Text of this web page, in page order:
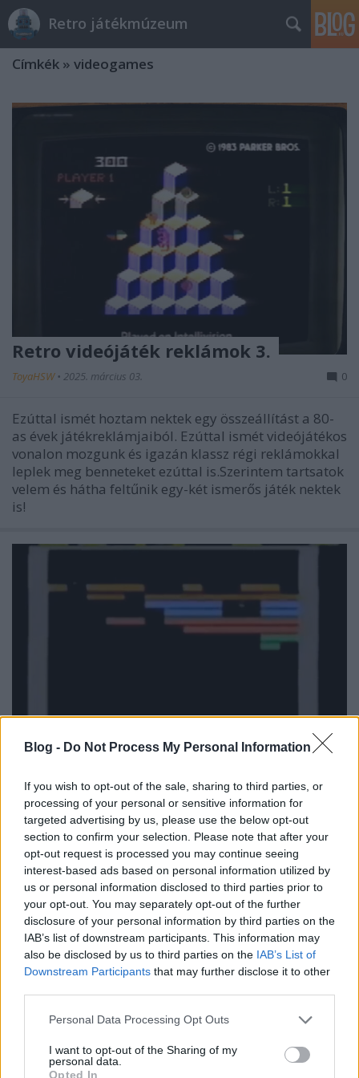
Blog - Do Not Process My Personal Information
If you wish to opt-out of the sale, sharing to third parties, or
processing of your personal or sensitive information for
targeted advertising by us, please use the below opt-out
section to confirm your selection. Please note that after your
opt-out request is processed you may continue seeing
interest-based ads based on personal information utilized by
us or personal information disclosed to third parties prior to
your opt-out. You may separately opt-out of the further
disclosure of your personal information by third parties on the
IAB’s list of downstream participants. This information may
also be disclosed by us to third parties on the IAB’s List of
Downstream Participants that may further disclose it to other
Please note that this website/app uses one or more Google
not limited to your visit or usage behaviour. You may click to
grant or deny consent to Google and its third-party tags to
Personal Data Processing Opt Outs
I want to opt-out of the Sharing of my
personal data.
Opted In
Retro játékmúzeum
Címkék » videogames
Retro videójáték reklámok 3.
ToyaHSW • 2025. március 03. 0
Ezúttal ismét hoztam nektek egy összeállítást a 80-
as évek játékreklámjaiból. Ezúttal ismét videójátékos
vonalon mozgunk és igazán klassz régi reklámokkal
leplek meg benneteket ezúttal is.Szerintem tartsatok
velem és hátha feltűnik egy-két ismerős játék nektek
is!
Retro videójáték reklámok 2.
ToyaHSW•2025. február 24.
Az elmúlt héten a reklámos rovatban néhány
videójáték reklámot hoztam nektek a 80-as évekből.
Ezen a héten folytatódik ez a sorozat és újabb
reklámokkal várlak benneteket a videójátékok
hőskorából.Természetesen akik akkor már éltek
egészen biztosan sok ismerős játékot láthatnak
majd, ami lássuk be…